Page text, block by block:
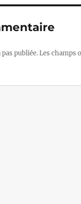
publiée.Les champs